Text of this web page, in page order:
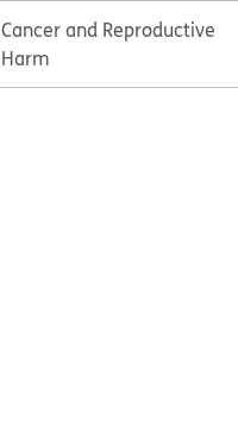
Cancer and Reproductive
Harm